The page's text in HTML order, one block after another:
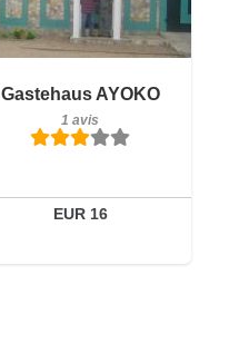
Gastehaus AYOKO
1 avis
EUR 16
Détails
Réserver